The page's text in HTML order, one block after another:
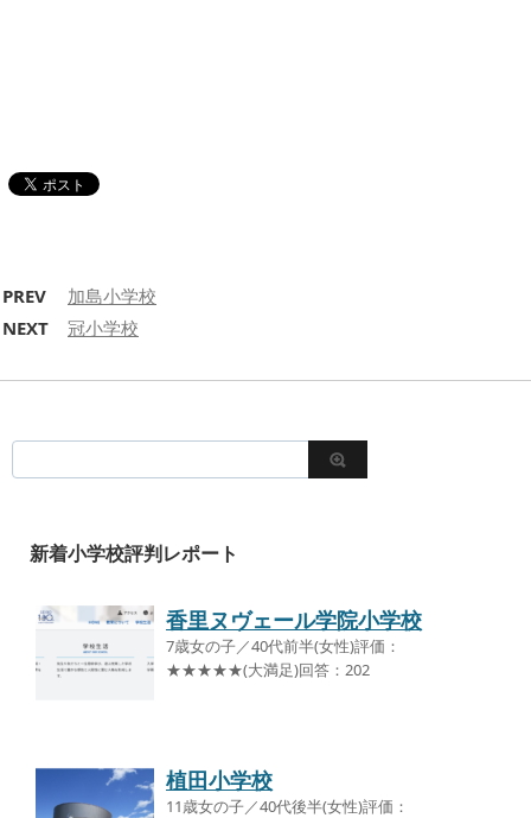
PREV
加島小学校
NEXT
冠小学校
新着小学校評判レポート
香里ヌヴェール学院小学校
7歳女の子／40代前半(女性)評価：
★★★★★(大満足)回答：202
植田小学校
11歳女の子／40代後半(女性)評価：